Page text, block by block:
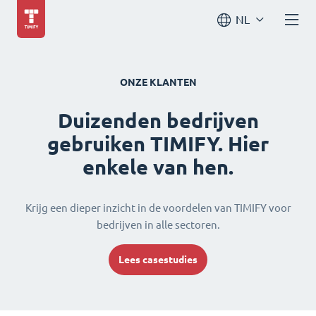
NL
ONZE KLANTEN
Duizenden bedrijven
gebruiken TIMIFY. Hier
enkele van hen.
Krijg een dieper inzicht in de voordelen van TIMIFY voor
bedrijven in alle sectoren.
Lees casestudies